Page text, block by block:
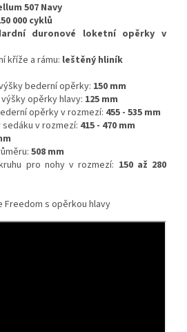
507 Navy
000 cyklů
duronové loketní opěrky v
kříže a rámu: leštěný hliník
bederní opěrky: 150 mm
opěrky hlavy: 125 mm
opěrky v rozmezí: 455 - 535 mm
v rozmezí: 415 - 470 mm
508 mm
pro nohy v rozmezí: 150 až 280
Freedom s opěrkou hlavy